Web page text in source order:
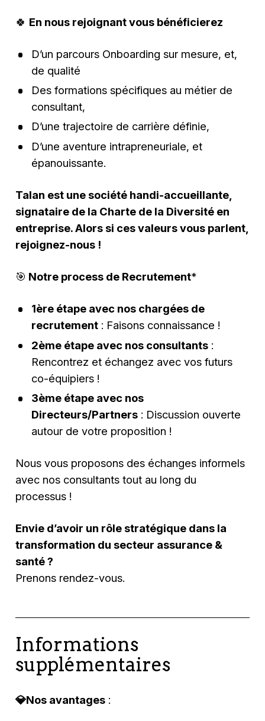
🍀 En nous rejoignant vous bénéficierez
D’un parcours Onboarding sur mesure, et,
de qualité
Des formations spécifiques au métier de
consultant,
D’une trajectoire de carrière définie,
D’une aventure intrapreneuriale, et
épanouissante.
Talan est une société handi-accueillante,
signataire de la Charte de la Diversité en
entreprise. Alors si ces valeurs vous parlent,
rejoignez-nous !
🎯 Notre process de Recrutement*
1ère étape avec nos chargées de
recrutement: Faisons connaissance !
2ème étape avec nos consultants:
Rencontrez et échangez avec vos futurs
co-équipiers !
3ème étape avec nos
Directeurs/Partners: Discussion ouverte
autour de votre proposition !
Nous vous proposons des échanges informels
avec nos consultants tout au long du
processus !
Envie d’avoir un rôle stratégique dans la
transformation du secteur assurance &
santé ?
Prenons rendez-vous.
Informations
supplémentaires
💎Nos avantages :